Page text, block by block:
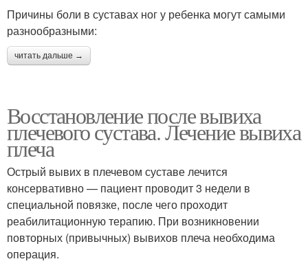
Причины боли в суставах ног у ребенка могут самыми
разнообразными:
читать дальше →
Восстановление после вывиха
плечевого сустава. Лечение вывиха
плеча
Острый вывих в плечевом суставе лечится
консервативно — пациент проводит 3 недели в
специальной повязке, после чего проходит
реабилитационную терапию. При возникновении
повторных (привычных) вывихов плеча необходима
операция.